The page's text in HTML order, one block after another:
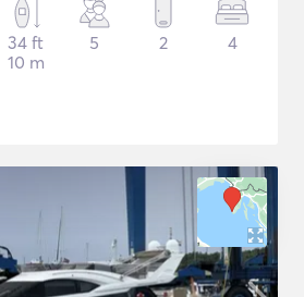
34 ft
10 m
5 2 4